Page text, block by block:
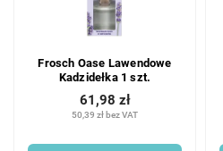
Frosch Oase Lawendowe
Kadzidełka 1 szt.
50,39 zł bez VAT
61,98 zł